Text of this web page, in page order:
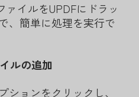
ァイルをUPDFにドラッ
、簡単に処理を実行で
ルの追加
ションをクリックし、